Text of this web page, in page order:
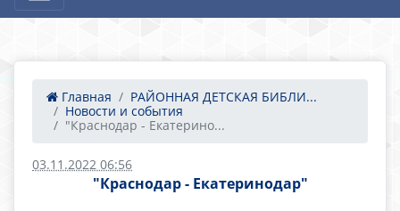
Главная
РАЙОННАЯ ДЕТСКАЯ БИБЛИ...
Новости и события
"Краснодар - Екатерино...
03.11.2022 06:56
"Краснодар - Екатеринодар"